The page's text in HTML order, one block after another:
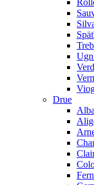
Drue